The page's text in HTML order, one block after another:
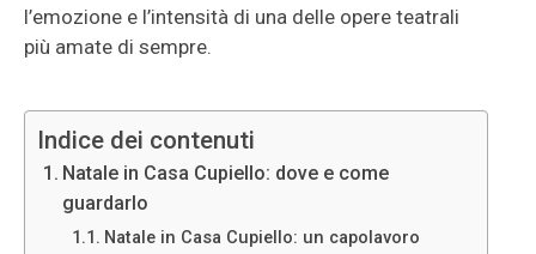
l’emozione e l’intensità di una delle opere teatrali
più amate di sempre.
Indice dei contenuti
Natale in Casa Cupiello: dove e come
guardarlo
Natale in Casa Cupiello: un capolavoro